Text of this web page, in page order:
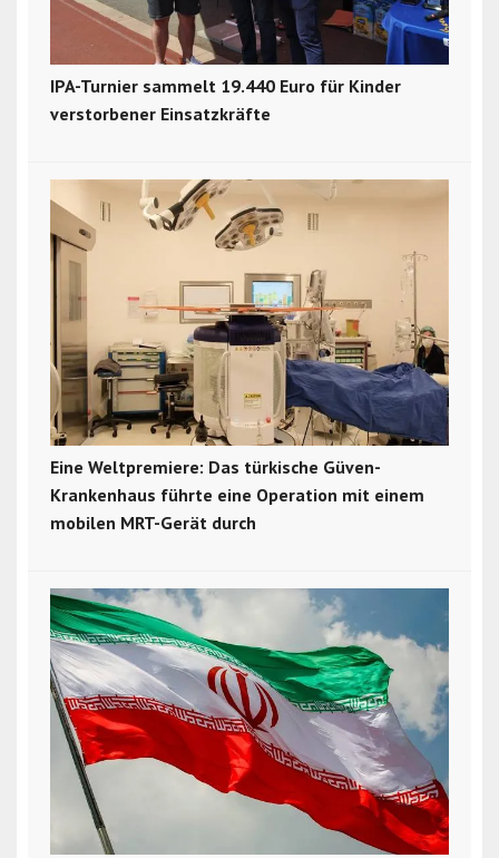
IPA-Turnier sammelt 19.440 Euro für Kinder
verstorbener Einsatzkräfte
Eine Weltpremiere: Das türkische Güven-
Krankenhaus führte eine Operation mit einem
mobilen MRT-Gerät durch